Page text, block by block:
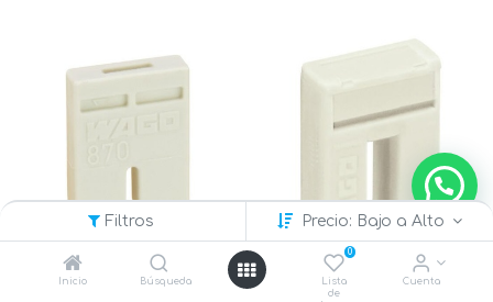
Filtros Precio: Bajo a Alto
Inicio Búsqueda
0
Lista
de
Cuenta